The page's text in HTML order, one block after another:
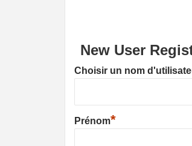
New User
Choisir un nom
Prénom*